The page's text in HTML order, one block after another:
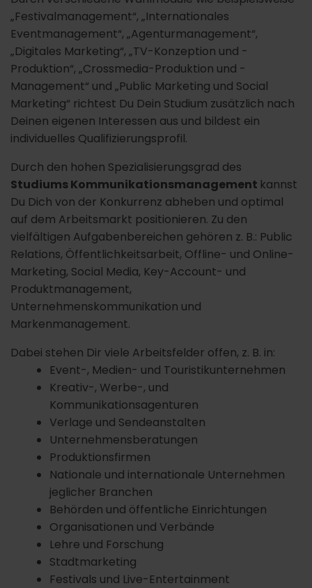
„Festivalmanagement“, „Internationales
Eventmanagement“, „Agenturmanagement“,
„Digitales Marketing“, „TV-Konzeption und -
Produktion“, „Crossmedia-Produktion und -
Management“ und „Public Marketing und Social
Marketing“ richtest Du Dein Studium zusätzlich nach
Deinen eigenen Interessen aus und bildest ein
individuelles Qualifizierungsprofil.
Durch den hohen Spezialisierungsgrad des
Studiums Kommunikationsmanagement kannst
Du Dich von der Konkurrenz abheben und optimal
auf dem Arbeitsmarkt positionieren. Zu den
vielfältigen Aufgabenbereichen gehören z. B.: Public
Relations, Öffentlichkeitsarbeit, Offline- und Online-
Marketing, Social Media, Key-Account- und
Produktmanagement,
Unternehmenskommunikation und
Markenmanagement.
Dabei stehen Dir viele Arbeitsfelder offen, z. B. in:
Event-, Medien- und Touristikunternehmen
Kreativ-, Werbe-, und
Kommunikationsagenturen
Verlage und Sendeanstalten
Unternehmensberatungen
Produktionsfirmen
Nationale und internationale Unternehmen
jeglicher Branchen
Behörden und öffentliche Einrichtungen
Organisationen und Verbände
Lehre und Forschung
Stadtmarketing
Festivals und Live-Entertainment